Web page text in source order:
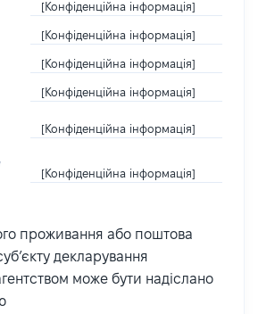
[Конфіденційна інформація]
[Конфіденційна інформація]
[Конфіденційна інформація]
[Конфіденційна інформація]
[Конфіденційна інформація]
[Конфіденційна інформація]
проживання або поштова
декларування
може бути надіслано